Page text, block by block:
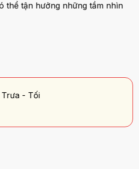
thể tận hưởng những tầm nhìn
- Tối